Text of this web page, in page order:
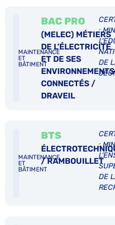
MAINTENANCE
ET
BÂTIMENT
BAC PRO
(MELEC) MÉTIERS
DE L’ÉLECTRICITÉ
ET DE SES
ENVIRONNEMENTS
CONNECTÉS /
DRAVEIL
:
DE
MAINTENANCE
ET
BÂTIMENT
BTS
/ RAMBOUILLET
:
DE